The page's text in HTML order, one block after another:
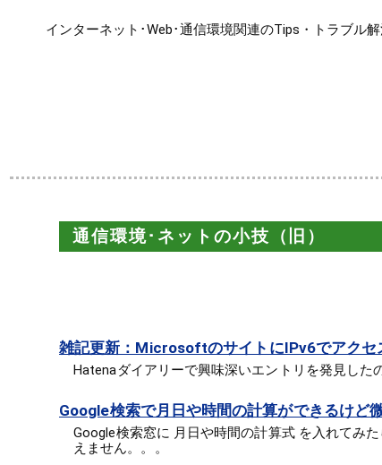
インターネット･Web･通信環境関連のTips・トラブル
通信環境･ネットの小技（旧）
雑記更新：MicrosoftのサイトにIPv6でアクセ
Hatenaダイアリーで興味深いエントリを発見した
Google検索で月日や時間の計算ができるけど
Google検索窓に 月日や時間の計算式 を入れてみ
えません。。。